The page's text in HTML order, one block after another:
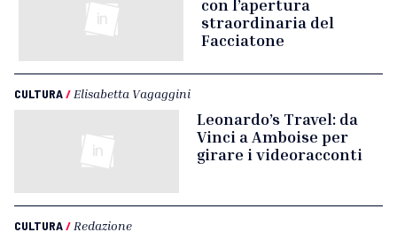
con l’apertura
straordinaria del
Facciatone
CULTURA/ Elisabetta Vagaggini
Leonardo’s Travel: da
Vinci a Amboise per
girare i videoracconti
CULTURA/ Redazione